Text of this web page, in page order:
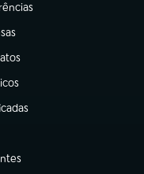
aba)